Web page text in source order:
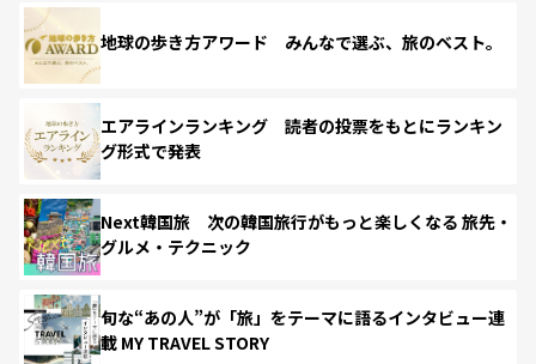
地球の歩き方アワード みんなで選ぶ、旅のベスト。
エアラインランキング 読者の投票をもとにランキン
グ形式で発表
Next韓国旅 次の韓国旅行がもっと楽しくなる 旅先・
グルメ・テクニック
旬な“あの人”が「旅」をテーマに語るインタビュー連
載 MY TRAVEL STORY